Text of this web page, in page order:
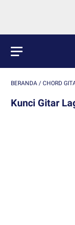
BERANDA / CHORD
Kunci Gitar